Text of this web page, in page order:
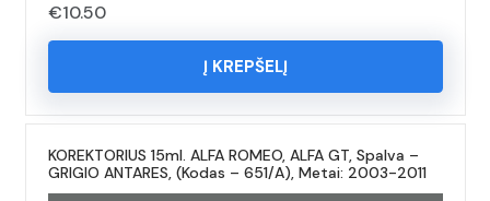
€10.50
Į KREPŠELĮ
KOREKTORIUS 15ml. ALFA ROMEO, ALFA GT, Spalva –
GRIGIO ANTARES, (Kodas – 651/A), Metai: 2003-2011